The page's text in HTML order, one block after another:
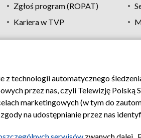
Zgłoś program (ROPAT)
Kariera w TVP
Moje zgody Pomoc
technologii automatycznego
przez nas, czyli Telewizję Polską
marketingowych (w tym do
na udostępnianie przez nas